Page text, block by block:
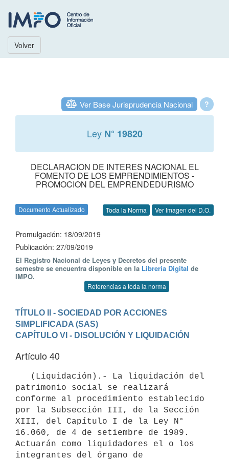
Volver
?
Ver Base Jurisprudencia Nacional
Ley N° 19820
DECLARACION DE INTERES NACIONAL EL
FOMENTO DE LOS EMPRENDIMIENTOS -
PROMOCION DEL EMPRENDEDURISMO
Documento Actualizado Toda la Norma Ver Imagen del D.O.
Promulgación: 18/09/2019
Publicación: 27/09/2019
El Registro Nacional de Leyes y Decretos del presente
semestre se encuentra disponible en la Librería Digital de
IMPO.
Referencias a toda la norma
TÍTULO II - SOCIEDAD POR ACCIONES
SIMPLIFICADA (SAS)
CAPÍTULO VI - DISOLUCIÓN Y LIQUIDACIÓN
Artículo 40
patrimonio social se realizará
conforme al procedimiento establecido
por la Subsección III, de la Sección
XIII, del Capítulo I de la Ley N°
16.060, de 4 de setiembre de 1989.
Actuarán como liquidadores el o los
integrantes del órgano de